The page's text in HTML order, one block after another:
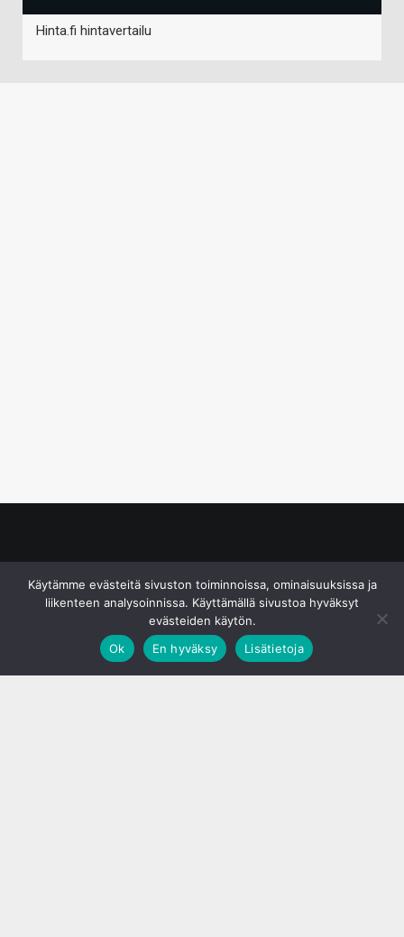
Hinta.fi hintavertailu
Käytämme evästeitä sivuston toiminnoissa, ominaisuuksissa ja
liikenteen analysoinnissa. Käyttämällä sivustoa hyväksyt
evästeiden käytön.
Ok
En hyväksy Lisätietoja